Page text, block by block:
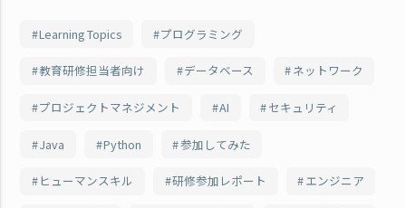
Learning Topics プログラミング
教育研修担当者向け データベース ネットワーク
プロジェクトマネジメント AI セキュリティ
Java Python 参加してみた
ヒューマンスキル 研修参加レポート エンジニア